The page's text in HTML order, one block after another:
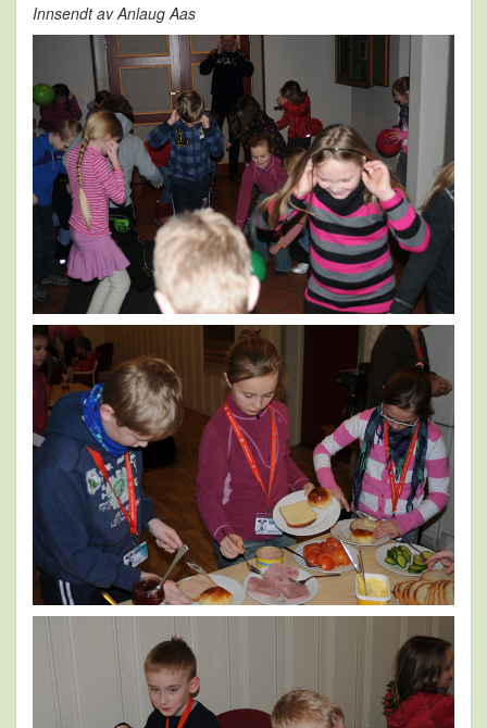
Innsendt av Anlaug Aas